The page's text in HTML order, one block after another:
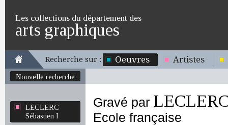
Les collections du département des
arts graphiques
Recherche sur : Oeuvres Artistes
Nouvelle recherche
LECLERC
Sébastien I
Gravé par
Ecole française